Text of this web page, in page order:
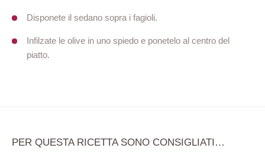
Disponete il sedano sopra i fagioli.
Infilzate le olive in uno spiedo e ponetelo al centro del
piatto.
PER QUESTA RICETTA SONO CONSIGLIATI…